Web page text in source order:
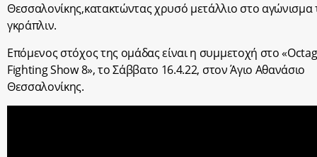
Θεσσαλονίκης,κατακτώντας χρυσό μετάλλιο στο αγώνισμα
γκράπλιν.
Επόμενος στόχος της ομάδας είναι η συμμετοχή στο
Fighting Show 8», το Σάββατο 16.4.22, στον Άγιο Αθανάσιο
Θεσσαλονίκης.